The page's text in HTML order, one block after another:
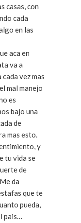
casas, con
cada
en las
aca en
va a
vez mas
mal manejo
es
bajo una
de
mas esto.
y
tu vida se
de
da
que te
pueda,
pais…